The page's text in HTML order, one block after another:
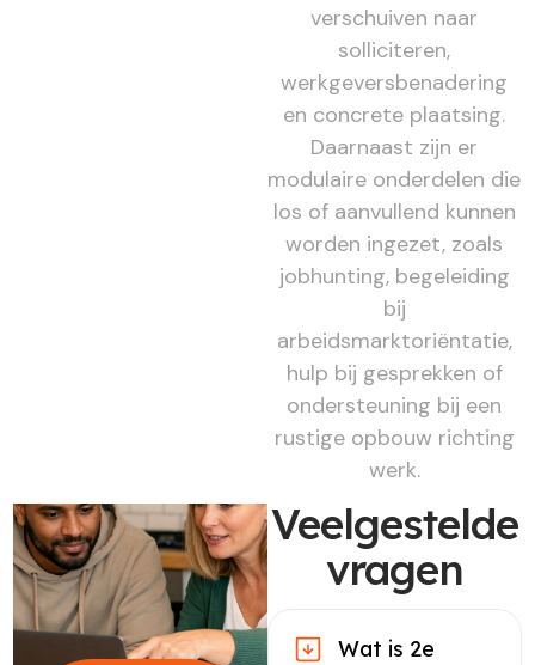
verschuiven naar
solliciteren,
werkgeversbenadering
en concrete plaatsing.
Daarnaast zijn er
modulaire onderdelen die
los of aanvullend kunnen
worden ingezet, zoals
jobhunting, begeleiding
bij
arbeidsmarktoriëntatie,
hulp bij gesprekken of
ondersteuning bij een
rustige opbouw richting
werk.
Veelgestelde
vragen
Wat is 2e